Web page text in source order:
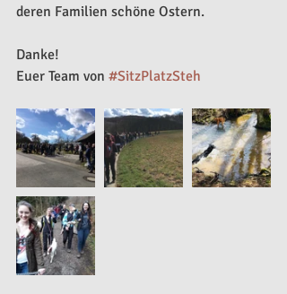
deren Familien schöne Ostern.
Danke!
Euer Team von #SitzPlatzSteh